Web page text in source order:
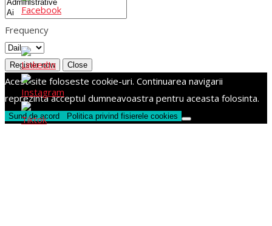
Frequency
Register now Close
Acest site foloseste cookie-uri. Continuarea navigarii
reprezinta acceptul dumneavoastra pentru aceasta folosinta.
Sund de acord Politica privind fisierele cookies